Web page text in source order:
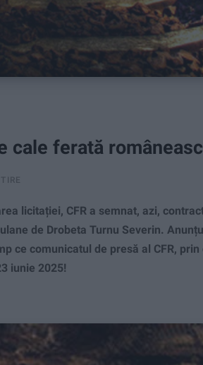
cale ferată
licitației, CFR a semnat, azi,
de Drobeta Turnu Severin.
ce comunicatul de presă al CFR,
iunie 2025!